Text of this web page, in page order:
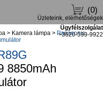
(0)
Üzleteink, elérhetőségek
Ügyfélszolgálat
+3620-599-9922
> Kamera lámpa > Panasonic
8850mAh